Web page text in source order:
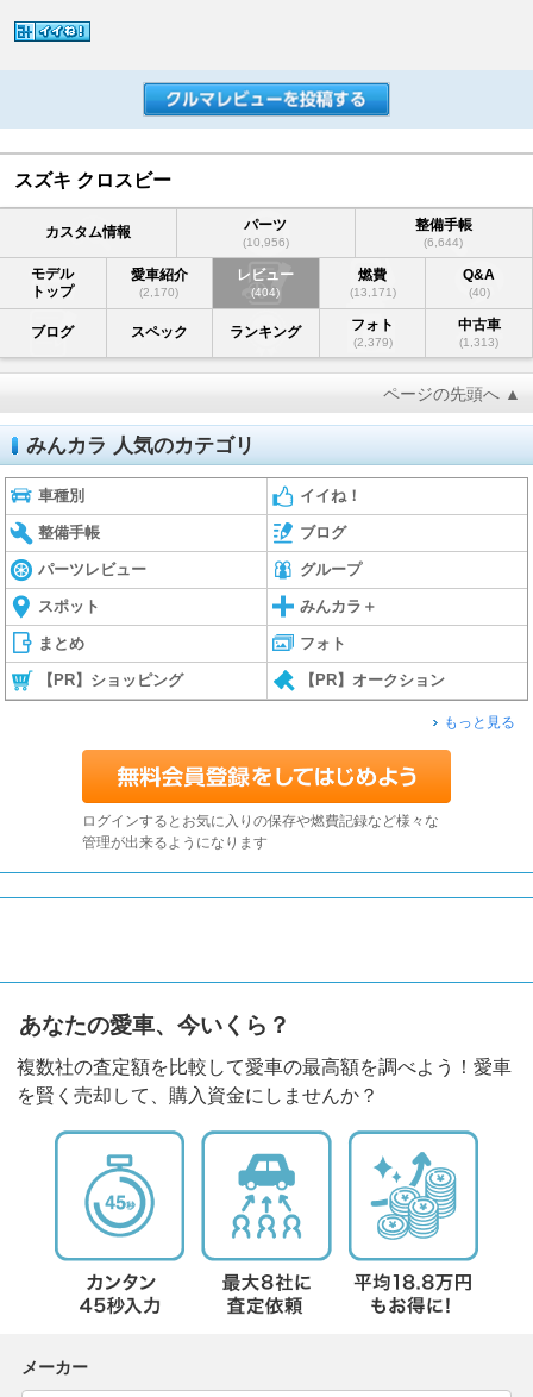
スズキ クロスビー
カスタム情報 パーツ
(10,956)
整備手帳
(6,644)
モデル
トップ
愛車紹介
(2,170)
レビュー
(404)
燃費
(13,171)
Q&A
(40)
ブログ スペック ランキング フォト
(2,379)
中古車
(1,313)
ページの先頭へ ▲
みんカラ 人気のカテゴリ
車種別 イイね！
整備手帳 ブログ
パーツレビュー グループ
スポット みんカラ＋
まとめ フォト
【PR】ショッピング 【PR】オークション
もっと見る
ログインするとお気に入りの保存や燃費記録など様々な
管理が出来るようになります
あなたの愛車、今いくら？
複数社の査定額を比較して愛車の最高額を調べよう！愛車
を賢く売却して、購入資金にしませんか？
メーカー